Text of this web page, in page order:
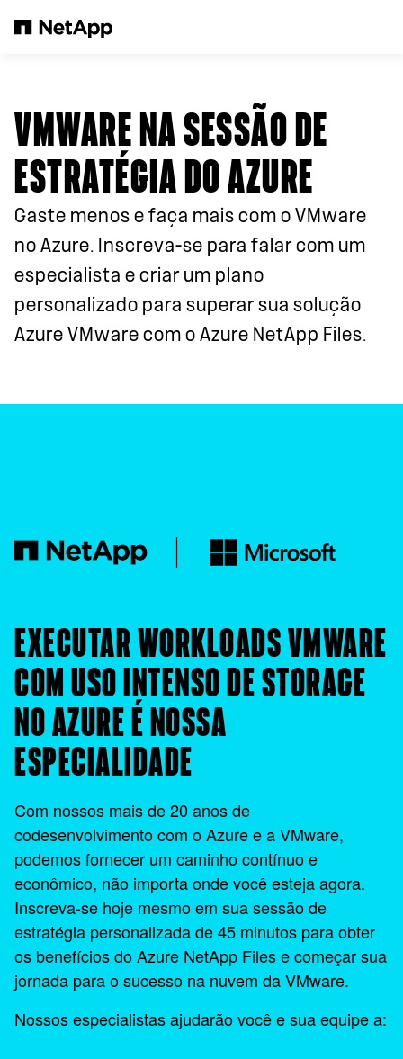
VMWARE NA SESSÃO DE
ESTRATÉGIA DO AZURE
Gaste menos e faça mais com o VMware
no Azure. Inscreva-se para falar com um
especialista e criar um plano
personalizado para superar sua solução
Azure VMware com o Azure NetApp Files.
EXECUTAR WORKLOADS VMWARE
COM USO INTENSO DE STORAGE
NO AZURE É NOSSA
ESPECIALIDADE
Com nossos mais de 20 anos de
codesenvolvimento com o Azure e a VMware,
podemos fornecer um caminho contínuo e
econômico, não importa onde você esteja agora.
Inscreva-se hoje mesmo em sua sessão de
estratégia personalizada de 45 minutos para obter
os benefícios do Azure NetApp Files e começar sua
jornada para o sucesso na nuvem da VMware.
Nossos especialistas ajudarão você e sua equipe a: